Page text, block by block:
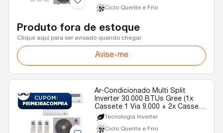
Ciclo Quente e Frio
Produto fora de estoque
Clique aqui para ser avisado quando chegar
Avise-me
Ar-Condicionado Multi Split
Inverter 30.000 BTUs Gree (1x
Cassete 1 Via 9.000 + 2x Cassete
1 Via 18.000) Gree R-32 Quente e
Frio 220v
Tecnologia Inverter
Ciclo Quente e Frio